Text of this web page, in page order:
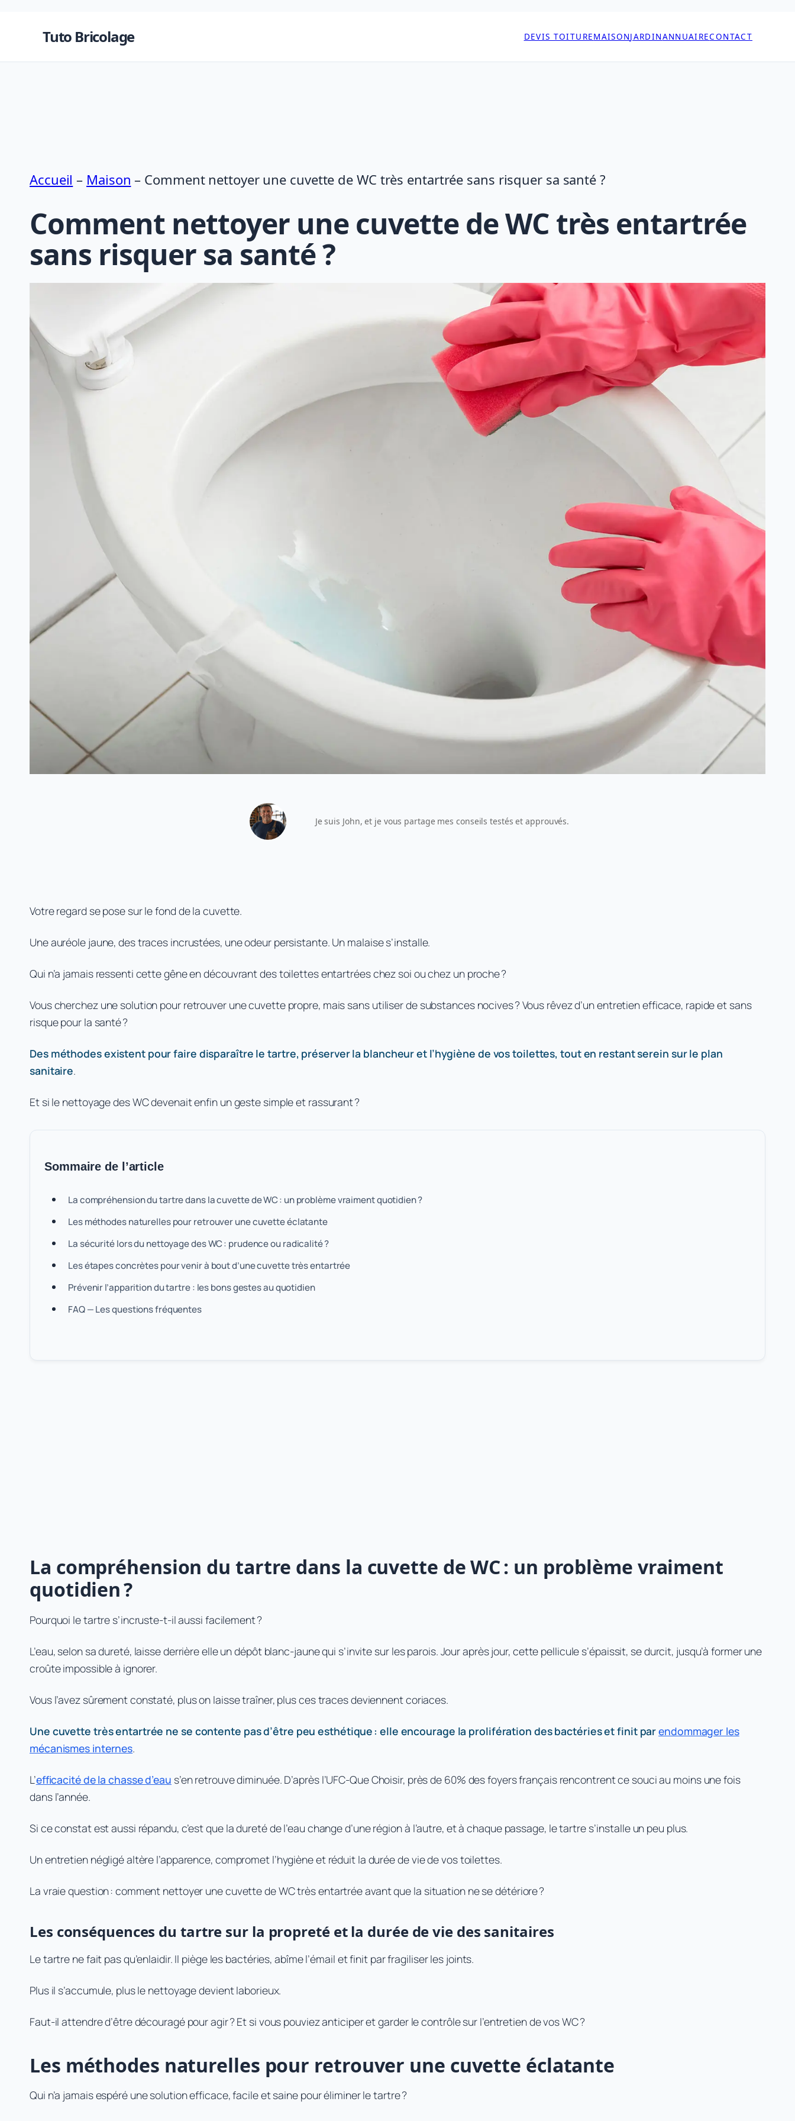
contenu
Tuto Bricolage DEVIS TOITUREMAISONJARDINANNUAIRECONTACT
Accueil – Maison – Comment nettoyer une cuvette de WC très entartrée sans risquer sa santé ?
Comment nettoyer une cuvette de WC très entartrée
sans risquer sa santé ?
Je suis John, et je vous partage mes conseils testés et approuvés.
Votre regard se pose sur le fond de la cuvette.
Une auréole jaune, des traces incrustées, une odeur persistante. Un malaise s’installe.
Qui n’a jamais ressenti cette gêne en découvrant des toilettes entartrées chez soi ou chez un proche ?
Vous cherchez une solution pour retrouver une cuvette propre, mais sans utiliser de substances nocives ? Vous rêvez d’un entretien efficace, rapide et sans
risque pour la santé ?
Des méthodes existent pour faire disparaître le tartre, préserver la blancheur et l’hygiène de vos toilettes, tout en restant serein sur le plan
sanitaire.
Et si le nettoyage des WC devenait enfin un geste simple et rassurant ?
Sommaire de l’article
La compréhension du tartre dans la cuvette de WC : un problème vraiment quotidien ?
Les méthodes naturelles pour retrouver une cuvette éclatante
La sécurité lors du nettoyage des WC : prudence ou radicalité ?
Les étapes concrètes pour venir à bout d’une cuvette très entartrée
Prévenir l’apparition du tartre : les bons gestes au quotidien
FAQ — Les questions fréquentes
La compréhension du tartre dans la cuvette de WC : un problème vraiment
quotidien ?
Pourquoi le tartre s’incruste-t-il aussi facilement ?
L’eau, selon sa dureté, laisse derrière elle un dépôt blanc-jaune qui s’invite sur les parois. Jour après jour, cette pellicule s’épaissit, se durcit, jusqu’à former une
croûte impossible à ignorer.
Vous l’avez sûrement constaté, plus on laisse traîner, plus ces traces deviennent coriaces.
Une cuvette très entartrée ne se contente pas d’être peu esthétique : elle encourage la prolifération des bactéries et finit parendommager les
mécanismes internes.
L’efficacité de la chasse d’eau s’en retrouve diminuée. D’après l’UFC-Que Choisir, près de 60% des foyers français rencontrent ce souci au moins une fois
dans l’année.
Si ce constat est aussi répandu, c’est que la dureté de l’eau change d’une région à l’autre, et à chaque passage, le tartre s’installe un peu plus.
Un entretien négligé altère l’apparence, compromet l’hygiène et réduit la durée de vie de vos toilettes.
La vraie question : comment nettoyer une cuvette de WC très entartrée avant que la situation ne se détériore ?
Les conséquences du tartre sur la propreté et la durée de vie des sanitaires
Le tartre ne fait pas qu’enlaidir. Il piège les bactéries, abîme l’émail et finit par fragiliser les joints.
Plus il s’accumule, plus le nettoyage devient laborieux.
Faut-il attendre d’être découragé pour agir ? Et si vous pouviez anticiper et garder le contrôle sur l’entretien de vos WC ?
Les méthodes naturelles pour retrouver une cuvette éclatante
Qui n’a jamais espéré une solution efficace, facile et saine pour éliminer le tartre ?